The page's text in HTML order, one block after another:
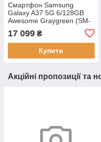
Смартфон Samsung
Galaxy A37 5G 6/128GB
Awesome Graygreen (SM-
17 099 ₴
Купити
Акційні пропозиції та